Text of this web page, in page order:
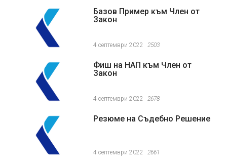
Базов Пример към Член от
Закон
4 септември 2022 2503
Фиш на НАП към Член от
Закон
4 септември 2022 2678
Резюме на Съдебно Решение
4 септември 2022 2661